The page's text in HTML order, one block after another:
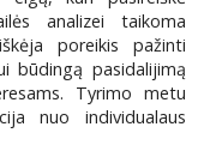
analizei taikoma
poreikis pažinti
būdingą pasidalijimą
Tyrimo metu
nuo individualaus